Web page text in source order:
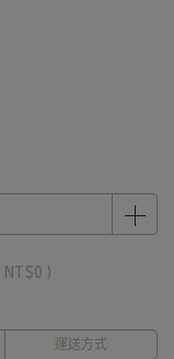
NT$0 )
運送方式